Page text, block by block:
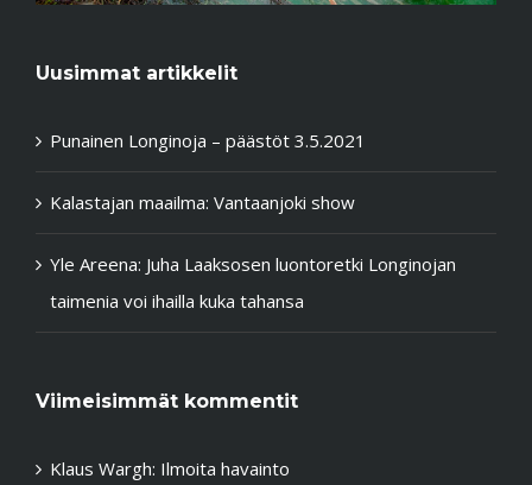
Uusimmat artikkelit
Punainen Longinoja – päästöt 3.5.2021
Kalastajan maailma: Vantaanjoki show
Yle Areena: Juha Laaksosen luontoretki Longinojan
taimenia voi ihailla kuka tahansa
Viimeisimmät kommentit
Klaus Wargh: Ilmoita havainto